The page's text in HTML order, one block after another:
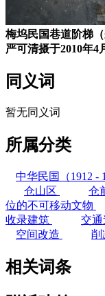
梅坞民国巷道阶梯（
严可清摄于2010年4
同义词
暂无同义词
所属分类
中华民国（1912 -
仓山区
仓
位的不可移动文物
收录建筑
交
空间改造
削
相关词条